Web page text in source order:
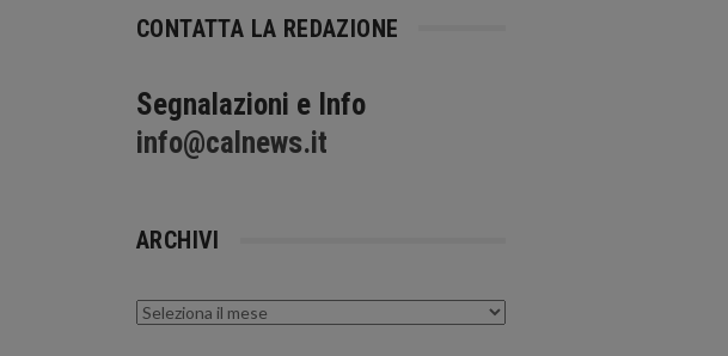
CONTATTA LA REDAZIONE
Segnalazioni e Info
info@calnews.it
ARCHIVI
Archivi